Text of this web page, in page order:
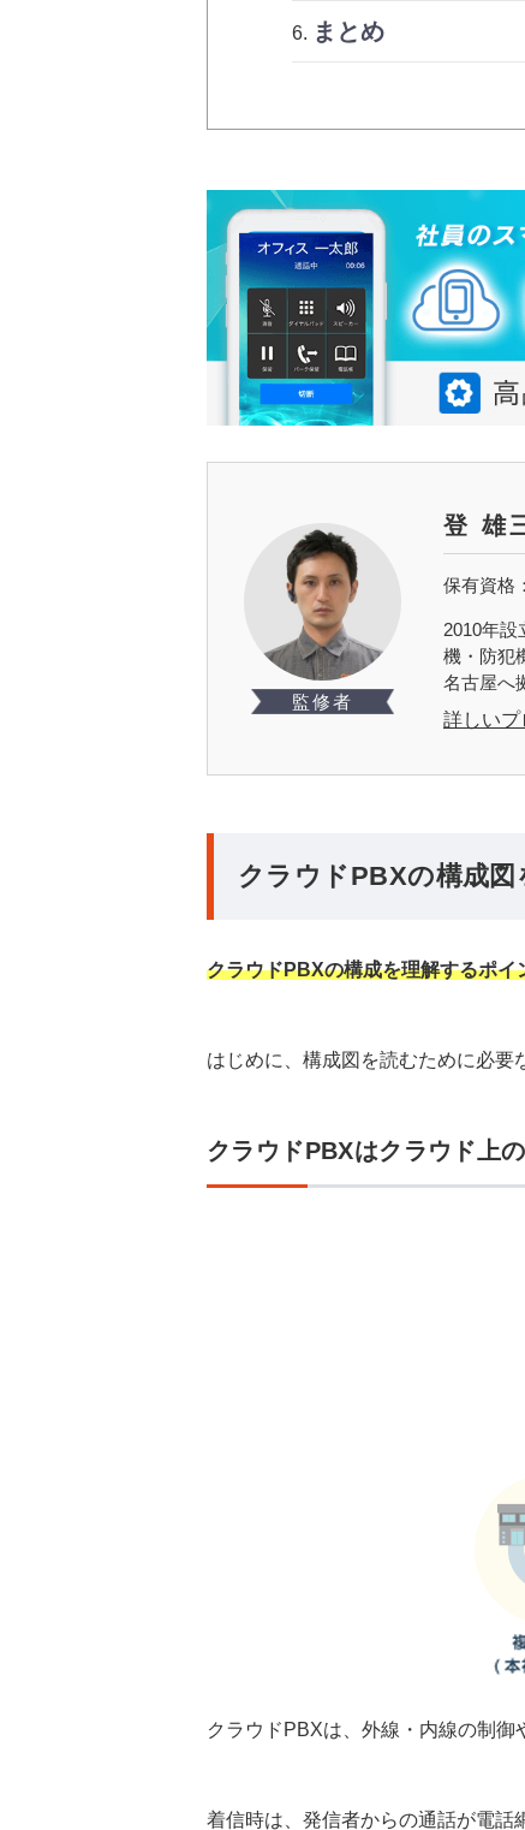
まとめ
監修者
登 雄
保有資格
2010年設
機・防犯
名古屋へ
詳しいプ
クラウドPBXの構成
クラウドPBXの構成を理解するポ
はじめに、構成図を読むために必要
クラウドPBXはクラウド上
クラウドPBXは、外線・内線の制御
着信時は、発信者からの通話が電話